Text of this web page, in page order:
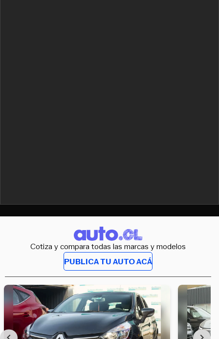
Cotiza y compara todas las marcas y modelos
PUBLICA TU AUTO ACÁ